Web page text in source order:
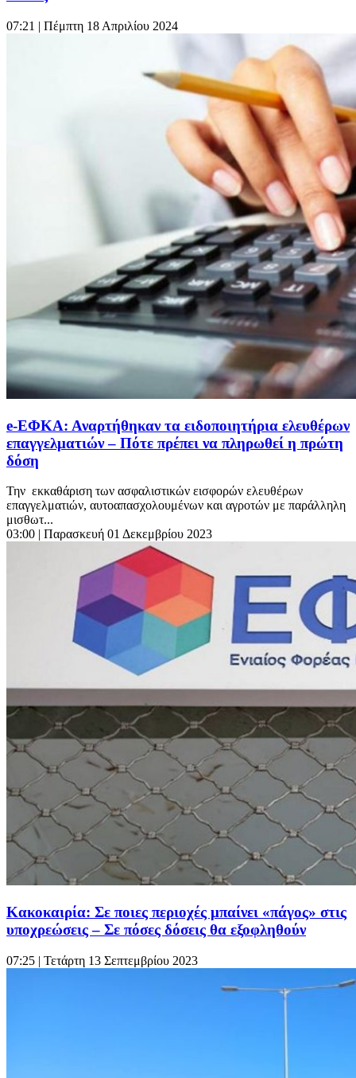
07:21 | Πέμπτη 18 Απριλίου 2024
e-ΕΦΚΑ: Αναρτήθηκαν τα ειδοποιητήρια ελευθέρων
επαγγελματιών – Πότε πρέπει να πληρωθεί η πρώτη
δόση
Την εκκαθάριση των ασφαλιστικών εισφορών ελευθέρων
επαγγελματιών, αυτοαπασχολουμένων και αγροτών με παράλληλη
μισθωτ...
03:00 | Παρασκευή 01 Δεκεμβρίου 2023
Κακοκαιρία: Σε ποιες περιοχές μπαίνει «πάγος» στις
υποχρεώσεις – Σε πόσες δόσεις θα εξοφληθούν
07:25 | Τετάρτη 13 Σεπτεμβρίου 2023